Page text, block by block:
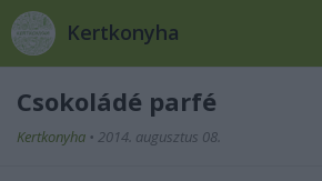
Kertkonyha
Csokoládé parfé
Kertkonyha • 2014. augusztus 08.